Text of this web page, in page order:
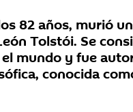
82 años, murió
Tolstói. Se
mundo y fue
conocida